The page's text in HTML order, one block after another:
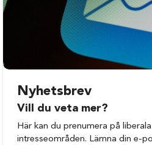
Nyhetsbrev
Vill du veta mer?
Här kan du prenumera på
intresseområden. Lämna din e-